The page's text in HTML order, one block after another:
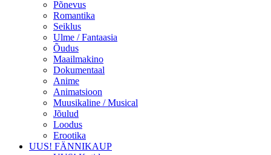
Põnevus
Romantika
Seiklus
Ulme / Fantaasia
Õudus
Maailmakino
Dokumentaal
Anime
Animatsioon
Muusikaline / Musical
Jõulud
Loodus
Erootika
UUS! FÄNNIKAUP